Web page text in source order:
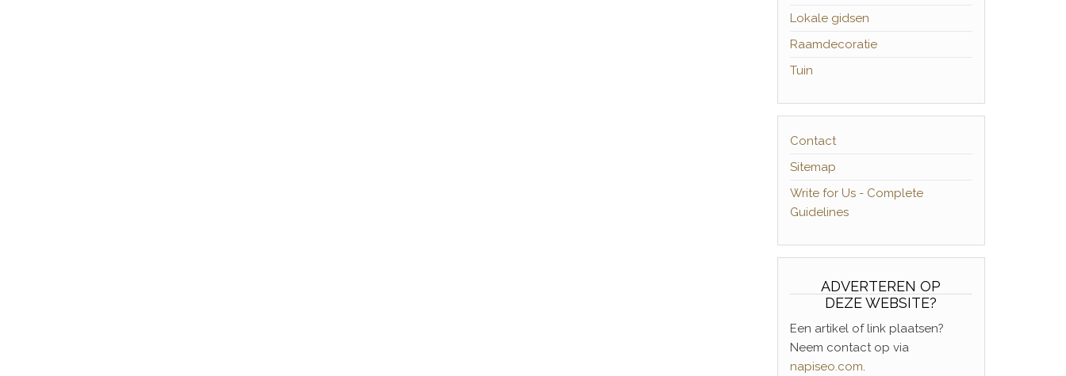
Lokale gidsen
Raamdecoratie
Tuin
Contact
Sitemap
Write for Us - Complete
Guidelines
ADVERTEREN OP
DEZE WEBSITE?
Een artikel of link plaatsen?
Neem contact op via
napiseo.com.